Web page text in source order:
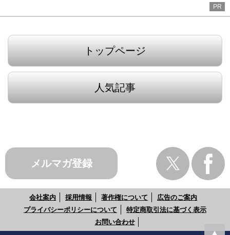
PR
トップページ
人気記事
メルマガ登録
会社案内 採用情報 著作権について
広告のご案内
プライバシーポリシーについて
特定商取引法に基づく表示
お問い合わせ